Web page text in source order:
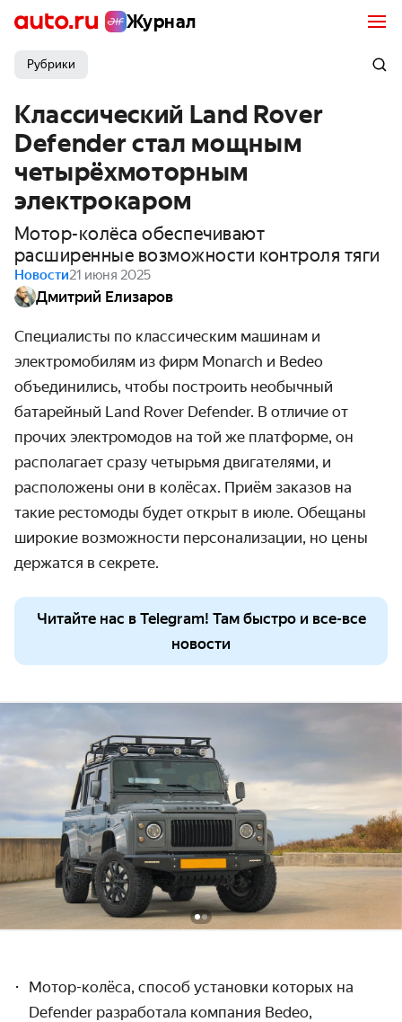
Журнал
Рубрики
Классический Land Rover
Defender стал мощным
четырёхмоторным
электрокаром
Мотор-колёса обеспечивают
расширенные возможности контроля тяги
Новости21 июня 2025
Дмитрий Елизаров
Специалисты по классическим машинам и
электромобилям из фирм Monarch и Bedeo
объединились, чтобы построить необычный
батарейный Land Rover Defender. В отличие от
прочих электромодов на той же платформе, он
располагает сразу четырьмя двигателями, и
расположены они в колёсах. Приём заказов на
такие рестомоды будет открыт в июле. Обещаны
широкие возможности персонализации, но цены
держатся в секрете.
Читайте нас в Telegram! Там быстро и все-все
новости
Мотор-колёса, способ установки которых на
Defender разработала компания Bedeo,